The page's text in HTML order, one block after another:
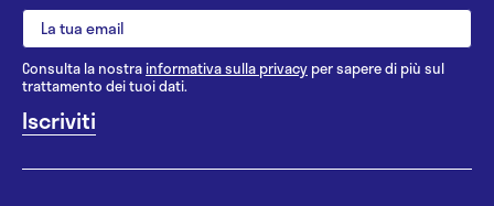
Consulta la nostrainformativa sulla privacy per sapere di più sul
trattamento dei tuoi dati.